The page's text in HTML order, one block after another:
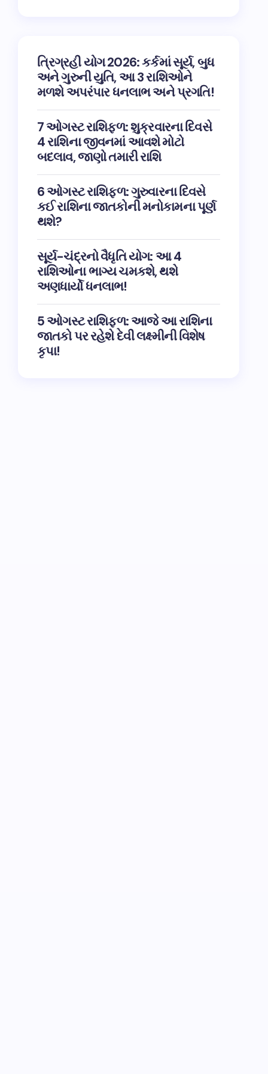
ત્રિગ્રહી યોગ 2026: કર્કમાં સૂર્ય, બુધ
અને ગુરુની યુતિ, આ 3 રાશિઓને
મળશે અપરંપાર ધનલાભ અને પ્રગતિ!
7 ઓગસ્ટ રાશિફળ: શુક્રવારના દિવસે
4 રાશિના જીવનમાં આવશે મોટો
બદલાવ, જાણો તમારી રાશિ
6 ઓગસ્ટ રાશિફળ: ગુરુવારના દિવસે
કઈ રાશિના જાતકોની મનોકામના પૂર્ણ
થશે?
સૂર્ય-ચંદ્રનો વૈધૃતિ યોગ: આ 4
રાશિઓના ભાગ્ય ચમકશે, થશે
અણધાર્યો ધનલાભ!
5 ઓગસ્ટ રાશિફળ: આજે આ રાશિના
જાતકો પર રહેશે દેવી લક્ષ્મીની વિશેષ
કૃપા!